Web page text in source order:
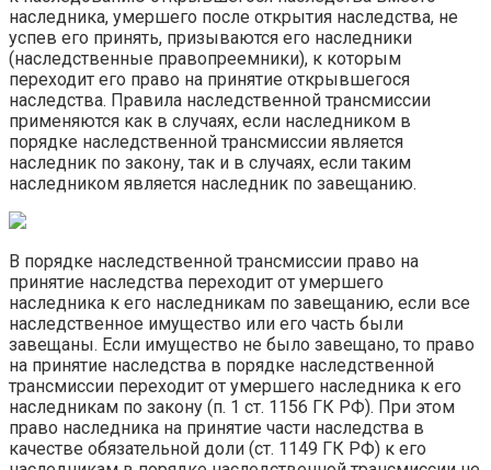
наследника, умершего после открытия наследства, не
успев его принять, призываются его наследники
(наследственные правопреемники), к которым
переходит его право на принятие открывшегося
наследства. Правила наследственной трансмиссии
применяются как в случаях, если наследником в
порядке наследственной трансмиссии является
наследник по закону, так и в случаях, если таким
наследником является наследник по завещанию.
В порядке наследственной трансмиссии право на
принятие наследства переходит от умершего
наследника к его наследникам по завещанию, если все
наследственное имущество или его часть были
завещаны. Если имущество не было завещано, то право
на принятие наследства в порядке наследственной
трансмиссии переходит от умершего наследника к его
наследникам по закону (п. 1 ст. 1156 ГК РФ). При этом
право наследника на принятие части наследства в
качестве обязательной доли (ст. 1149 ГК РФ) к его